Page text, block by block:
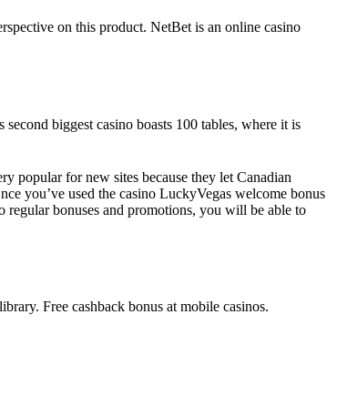
on this product. NetBet is an online casino
biggest casino boasts 100 tables, where it is
popular for new sites because they let Canadian
you’ve used the casino LuckyVegas welcome bonus
regular bonuses and promotions, you will be able to
Free cashback bonus at mobile casinos.